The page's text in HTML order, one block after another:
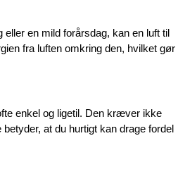
en mild forårsdag, kan en luft til
fra luften omkring den, hvilket gør
enkel og ligetil. Den kræver ikke
at du hurtigt kan drage fordel